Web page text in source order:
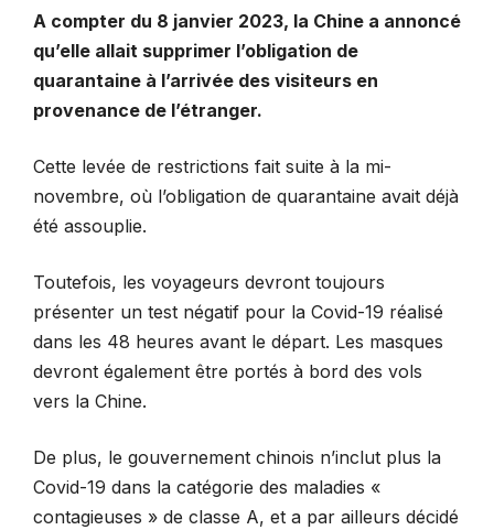
A compter du 8 janvier 2023, la Chine a annoncé
qu’elle allait supprimer l’obligation de
quarantaine à l’arrivée des visiteurs en
provenance de l’étranger.
Cette levée de restrictions fait suite à la mi-
novembre, où l’obligation de quarantaine avait déjà
été assouplie.
Toutefois, les voyageurs devront toujours
présenter un test négatif pour la Covid-19 réalisé
dans les 48 heures avant le départ. Les masques
devront également être portés à bord des vols
vers la Chine.
De plus, le gouvernement chinois n’inclut plus la
Covid-19 dans la catégorie des maladies «
contagieuses » de classe A, et a par ailleurs décidé